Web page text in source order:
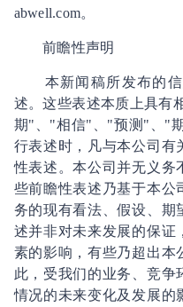
abwell.com。
前瞻性声明
本新闻稿所发布的信
述。这些表述本质上具有
期"、"相信"、"预测"、"
行表述时，凡与本公司有
性表述。本公司并无义务
些前瞻性表述乃基于本公
务的现有看法、假设、期
述并非对未来发展的保证
素的影响，有些乃超出本
此，受我们的业务、竞争
情况的未来变化及发展的